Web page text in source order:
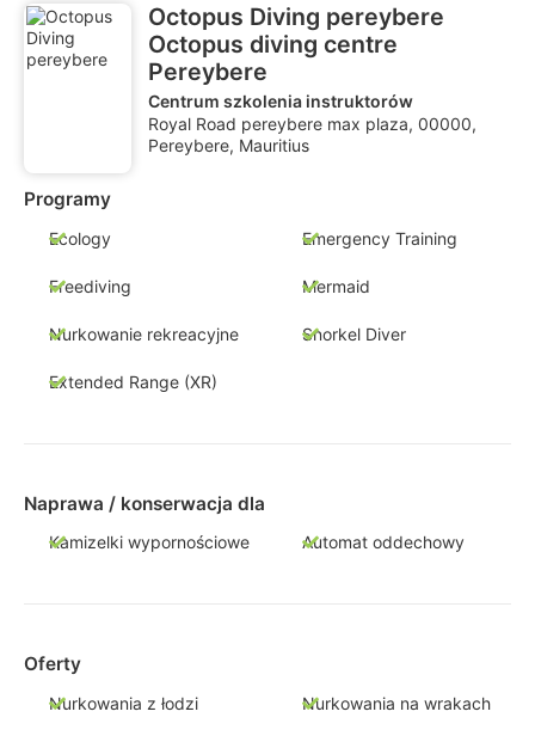
Octopus Diving pereybere
Octopus diving centre
Pereybere
Centrum szkolenia instruktorów
Royal Road pereybere max plaza, 00000,
Pereybere, Mauritius
Programy
Ecology Emergency Training
Freediving Mermaid
Nurkowanie rekreacyjne Snorkel Diver
Extended Range (XR)
Naprawa / konserwacja dla
Kamizelki wypornościowe Automat oddechowy
Oferty
Nurkowania z łodzi Nurkowania na wrakach